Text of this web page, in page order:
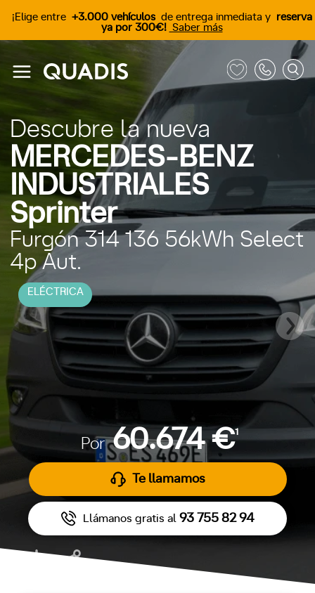
¡Elige entre +3.000 vehículos de entrega inmediata y reserva
ya por 300€! Saber más
Descubre la nueva
MERCEDES-BENZ
INDUSTRIALES
Sprinter
ELÉCTRICA
Furgón 314 136 56kWh Select
4p Aut.
Por60.674 €1
Te llamamos
Llámanos gratis al 93 755 82 94